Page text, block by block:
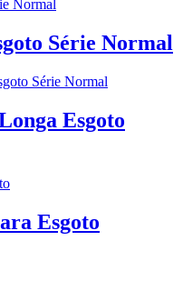
Série Normal
Esgoto
Esgoto